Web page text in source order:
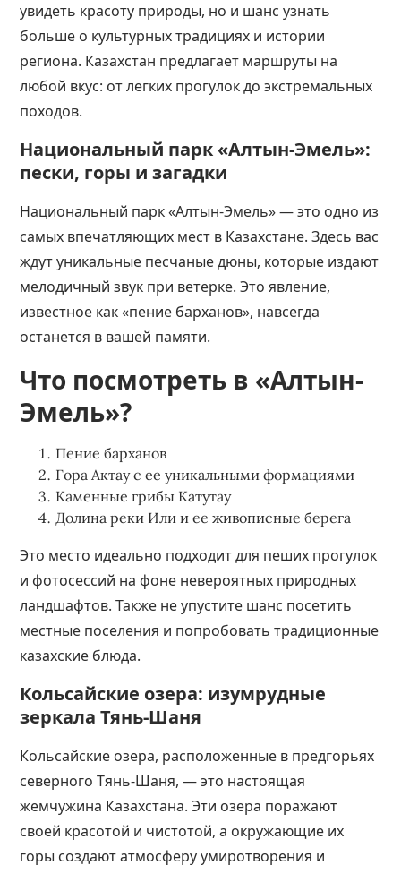
увидеть красоту природы, но и шанс узнать
больше о культурных традициях и истории
региона. Казахстан предлагает маршруты на
любой вкус: от легких прогулок до экстремальных
походов.
Национальный парк «Алтын-Эмель»:
пески, горы и загадки
Национальный парк «Алтын-Эмель» — это одно из
самых впечатляющих мест в Казахстане. Здесь вас
ждут уникальные песчаные дюны, которые издают
мелодичный звук при ветерке. Это явление,
известное как «пение барханов», навсегда
останется в вашей памяти.
Что посмотреть в «Алтын-
Эмель»?
Пение барханов
Гора Актау с ее уникальными формациями
Каменные грибы Катутау
Долина реки Или и ее живописные берега
Это место идеально подходит для пеших прогулок
и фотосессий на фоне невероятных природных
ландшафтов. Также не упустите шанс посетить
местные поселения и попробовать традиционные
казахские блюда.
Кольсайские озера: изумрудные
зеркала Тянь-Шаня
Кольсайские озера, расположенные в предгорьях
северного Тянь-Шаня, — это настоящая
жемчужина Казахстана. Эти озера поражают
своей красотой и чистотой, а окружающие их
горы создают атмосферу умиротворения и